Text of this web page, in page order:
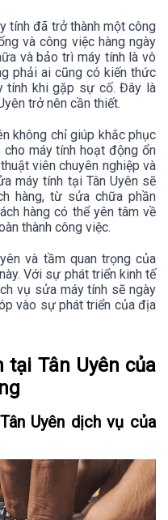
tính đã trở thành một công
và công việc hàng ngày
và bảo trì máy tính là vô
phải ai cũng có kiến thức
tính khi gặp sự cố. Đây là
trở nên cần thiết.
không chỉ giúp khắc phục
máy tính hoạt động ổn
viên chuyên nghiệp và
máy tính tại Tân Uyên sẽ
hàng, từ sửa chữa phần
hàng có thể yên tâm về
thành công việc.
và tầm quan trọng của
Với sự phát triển kinh tế
vụ sửa máy tính sẽ ngày
vào sự phát triển của địa
tại Tân Uyên của
Uyên dịch vụ của